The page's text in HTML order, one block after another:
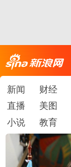
新闻 财经
直播
美图
小说
教育